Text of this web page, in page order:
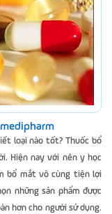
loại nào tốt? Thuốc bổ
Hiện nay với nên y học
bổ mắt vô cùng tiện lợi
những sản phẩm được
hơn cho người sử dụng.